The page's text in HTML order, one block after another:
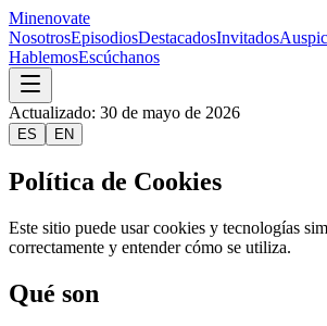
Minenovate
NosotrosEpisodiosDestacadosInvitados
HablemosEscúchanos
Actualizado: 30 de mayo de 2026
ES EN
Política de Cookies
Este sitio puede usar cookies y tecnologías
correctamente y entender cómo se utiliza.
Qué son